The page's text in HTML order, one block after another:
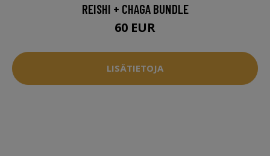
REISHI + CHAGA BUNDLE
60 EUR
LISÄTIETOJA